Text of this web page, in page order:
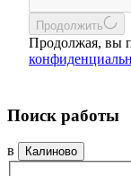
Продолжить
Продолжая, вы
Поиск работы
в Калиново